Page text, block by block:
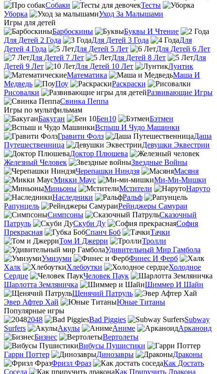
Собаки
Тесты
Уборка
Уход За Малышами
Игры для детей
Барбоскины
Буквы И Чтение
Для Детей 2 Года
Для Детей 3 Года
Для
Детей 4 Года
Для Детей 5 Лет
Для Детей 6 Лет
Для Детей 7 Лет
Для Детей 8 Лет
Для
Детей 9 Лет
Для Детей 10 Лет
Лунтик
Математика
Маша И
Медведь
Поу
Раскраски
Рисовалки
Развивающие Игры
Свинка Пеппа
Игры по мультфильмам
Бакуган
Бен10
Бэтмен
Вспыш И Чудо Машинки
Гравити Фолз
Даша
Путешественница
Девушки Эквестрии
Доктор Плюшева
Железный Человек
Звездные Войны
Черепашки Ниндзя
Масяня
Микки Маус
Ми-Ми-Мишки
Миньоны
Мстители
Наруто
Наследники
Ральф
Рапунцель
Рейнджеры Самураи
Симпсоны
Сказочный
Патруль
Скуби Ду
София
Прекрасная
Спанч Боб
Тачки
Том И Джерри
Тролли
Удивительный Мир Гамбола
Умизуми
Финес И Ферб
Халк
Хлебоутки
Холодное
Сердце
Человек Паук
Шарлотта Земляничка
Шиммер И Шайн
Щенячий Патруль
Эвер Афтер Хай
Юные Титаны
Популярные игры
2048
Bad Piggies
Subway
Surfers
Акулы Аниме
Арканоид
Бизнес
Вертолеты
Вибусы Пушистики
Гарри Поттер
Динозавры
Драконы
Фризл Фраз
Как Достать
Соседа
Как Приручить Дракона